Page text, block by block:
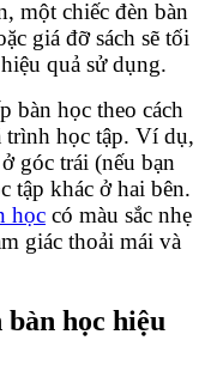
một chiếc đèn bàn
giá đỡ sách sẽ tối
quả sử dụng.
bàn học theo cách
trình học tập. Ví dụ,
góc trái (nếu bạn
tập khác ở hai bên.
học có màu sắc nhẹ
giác thoải mái và
bàn học hiệu